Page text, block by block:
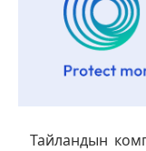
Тайландын